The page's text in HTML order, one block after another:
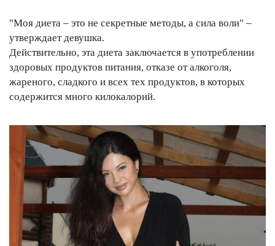
"Моя диета – это не секретные методы, а сила воли" –
утверждает девушка.
Действительно, эта диета заключается в употреблении
здоровых продуктов питания, отказе от алкоголя,
жареного, сладкого и всех тех продуктов, в которых
содержится много килокалорий.